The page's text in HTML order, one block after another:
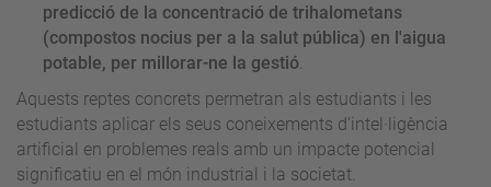
predicció de la concentració de trihalometans
(compostos nocius per a la salut pública) en l'aigua
potable, per millorar-ne la gestió.
Aquests reptes concrets permetran als estudiants i les
estudiants aplicar els seus coneixements d'intel·ligència
artificial en problemes reals amb un impacte potencial
significatiu en el món industrial i la societat.